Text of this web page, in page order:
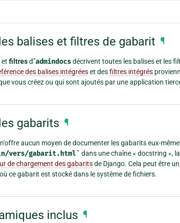
balises et filtres de gabarit ¶
et filtresd”admindocsdécrivent toutes les balises et les
des balises intégréeset desfiltres intégrés
vous créez ou qui sont ajoutés par une application
gabarits ¶
n’offre aucun moyen de documenter les gabarits eux-
vers/gabarit.html` dans une chaîne « docstring »,
de chargement des gabaritsde Django. Cela peut être
ce gabarit est stocké dans le système de fichiers.
inclus ¶